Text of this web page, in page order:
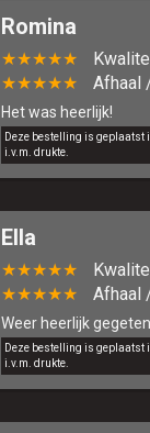
Romina
★★★★★
★★★★★
Afhaal
Het was heerlijk!
Deze bestelling is geplaatst
i.v.m. drukte.
Ella
★★★★★
★★★★★
Afhaal
Weer heerlijk gegeten
Deze bestelling is geplaatst
i.v.m. drukte.